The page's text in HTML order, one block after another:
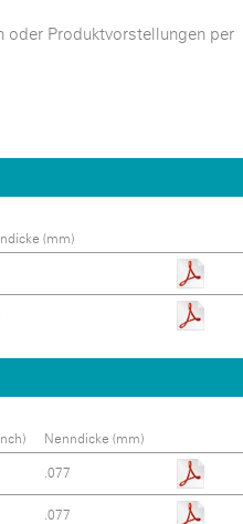
oder Produktvorstellungen per
(mm)
Nenndicke (mm)
.077
.077